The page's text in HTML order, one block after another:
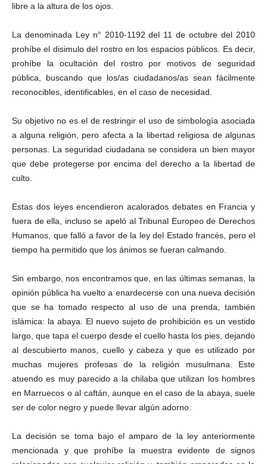
libre a la altura de los ojos.
La denominada Ley n° 2010-1192 del 11 de octubre del 2010
prohíbe el disimulo del rostro en los espacios públicos. Es decir,
prohíbe la ocultación del rostro por motivos de seguridad
pública, buscando que los/as ciudadanos/as sean fácilmente
reconocibles, identificables, en el caso de necesidad.
Su objetivo no es el de restringir el uso de simbología asociada
a alguna religión, pero afecta a la libertad religiosa de algunas
personas. La seguridad ciudadana se considera un bien mayor
que debe protegerse por encima del derecho a la libertad de
culto.
Estas dos leyes encendieron acalorados debates en Francia y
fuera de ella, incluso se apeló al Tribunal Europeo de Derechos
Humanos, que falló a favor de la ley del Estado francés, pero el
tiempo ha permitido que los ánimos se fueran calmando.
Sin embargo, nos encontramos que, en las últimas semanas, la
opinión pública ha vuelto a enardecerse con una nueva decisión
que se ha tomado respecto al uso de una prenda, también
islámica: la abaya. El nuevo sujeto de prohibición es un vestido
largo, que tapa el cuerpo desde el cuello hasta los pies, dejando
al descubierto manos, cuello y cabeza y que es utilizado por
muchas mujeres profesas de la religión musulmana. Este
atuendo es muy parecido a la chilaba que utilizan los hombres
en Marruecos o al caftán, aunque en el caso de la abaya, suele
ser de color negro y puede llevar algún adorno.
La decisión se toma bajo el amparo de la ley anteriormente
mencionada y que prohíbe la muestra evidente de signos